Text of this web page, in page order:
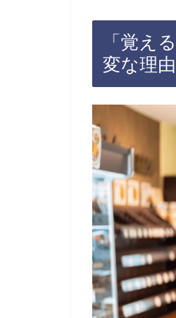
「覚え
変な理由